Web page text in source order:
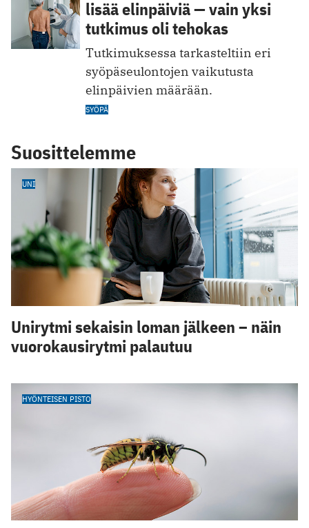
lisää elinpäiviä — vain yksi
tutkimus oli tehokas
Tutkimuksessa tarkasteltiin eri
syöpäseulontojen vaikutusta
elinpäivien määrään.
SYÖPÄ
Suosittelemme
UNI
Unirytmi sekaisin loman jälkeen – näin
vuorokausirytmi palautuu
HYÖNTEISEN PISTO